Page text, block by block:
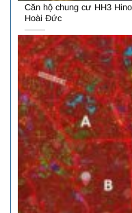
Căn hộ chung cư HH3
Hoài Đức